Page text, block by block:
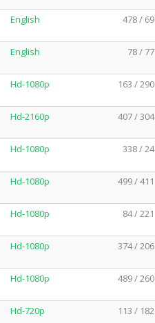
English 478 / 69
English 78 / 77
Hd-1080p 163 / 290
Hd-2160p 407 / 304
Hd-1080p 338 / 24
Hd-1080p 499 / 411
Hd-1080p 84 / 221
Hd-1080p 374 / 206
Hd-1080p 489 / 260
Hd-720p 113 / 182